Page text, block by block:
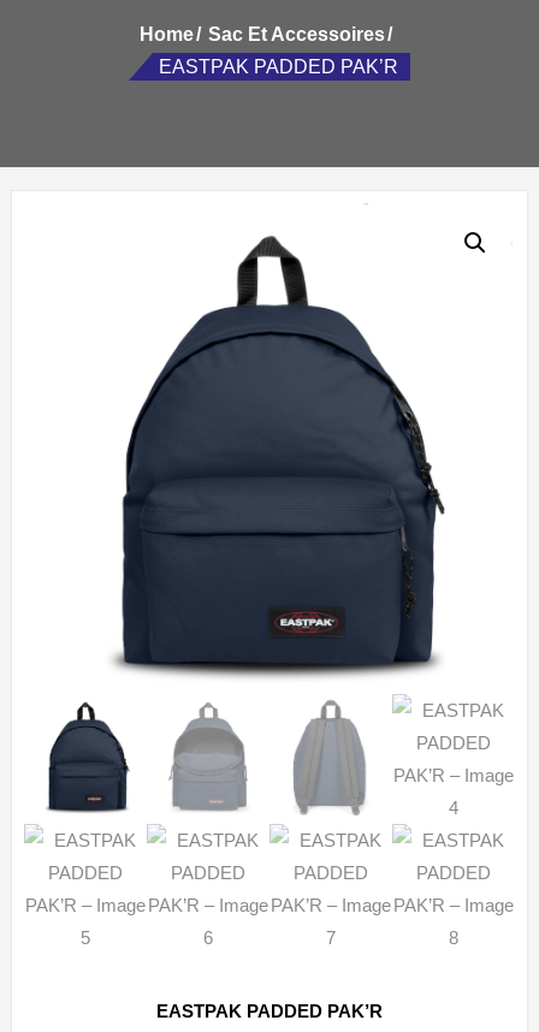
Home
Sac Et Accessoires
EASTPAK PADDED PAK’R
EASTPAK PADDED PAK’R